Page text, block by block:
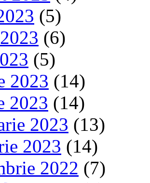
(5)
(6)
(5)
2023 (14)
2023 (14)
2023 (13)
2023 (14)
2022 (7)